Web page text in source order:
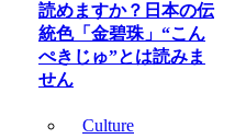
読めますか？日本の伝
統色「金碧珠」“こん
ぺきじゅ”とは読みま
せん
Culture